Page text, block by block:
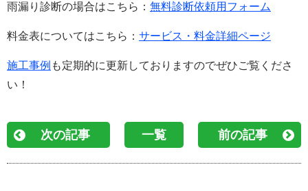
雨漏り診断の場合はこちら： 無料診断依頼用フォーム
料金表についてはこちら： サービス・料金詳細ページ
施工事例 も定期的に更新しておりますのでぜひご覧くださ
い！
次の記事 一覧 前の記事